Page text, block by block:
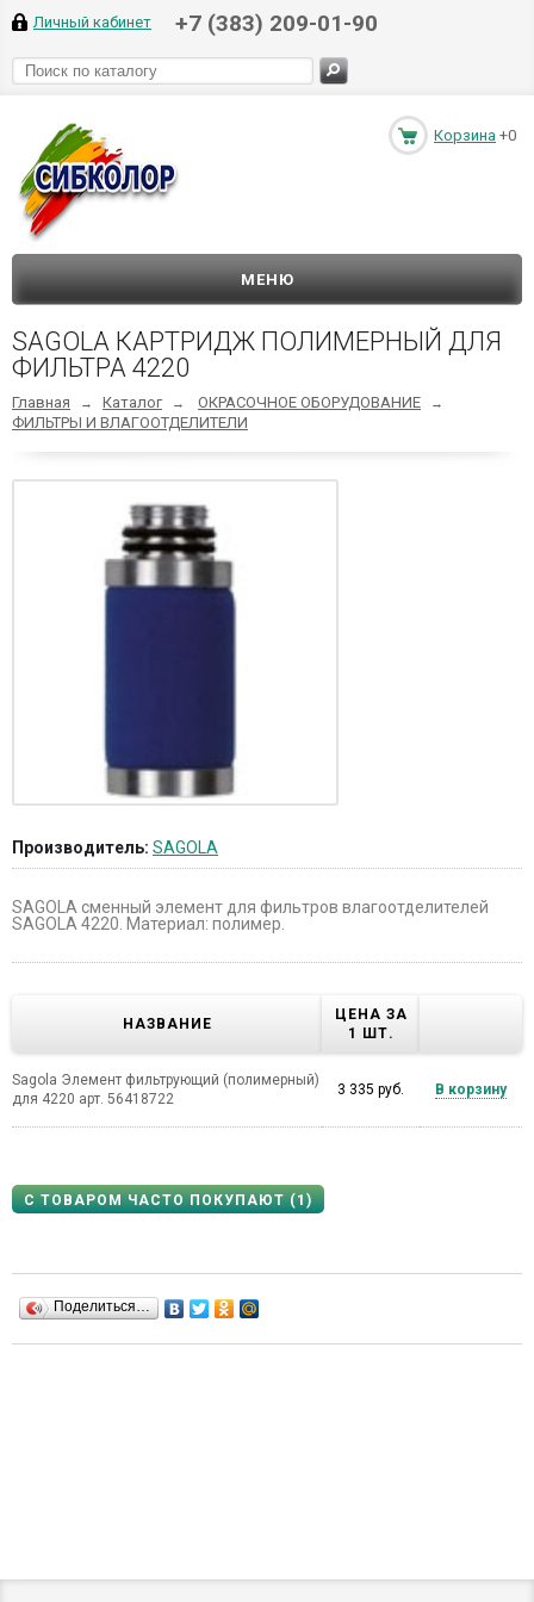
Личный кабинет +7 (383) 209-01-90
Корзина +0
МЕНЮ
SAGOLA КАРТРИДЖ ПОЛИМЕРНЫЙ ДЛЯ
ФИЛЬТРА 4220
Главная → Каталог → ОКРАСОЧНОЕ ОБОРУДОВАНИЕ →
ФИЛЬТРЫ И ВЛАГООТДЕЛИТЕЛИ
Производитель: SAGOLA
SAGOLA сменный элемент для фильтров влагоотделителей
SAGOLA 4220. Материал: полимер.
НАЗВАНИЕ
ЦЕНА ЗА
1 ШТ.
Sagola Элемент фильтрующий (полимерный)
для 4220 арт. 56418722
3 335 руб. В корзину
С ТОВАРОМ ЧАСТО ПОКУПАЮТ (1)
Поделиться…